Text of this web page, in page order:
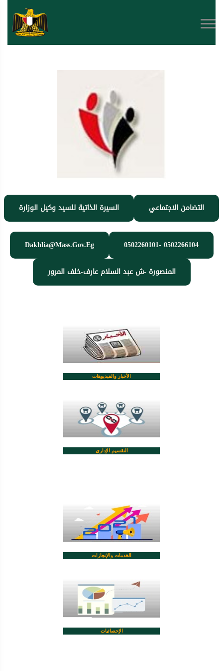
السيرة الذاتية للسيد وكيل الوزارة التضامن الاجتماعي
Dakhlia@mass.gov.eg
0502260101- 0502266104
المنصورة -ش عبد السلام عارف-خلف المرور
الأخبار والفيديوهات
التقسيم الإداري
الخدمات والإنجازات
الإحصائيات